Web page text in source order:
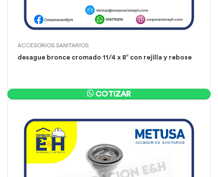
ACCESORIOS SANITARIOS
desague bronce cromado 11/4 x 8″ con rejilla y rebose
COTIZAR